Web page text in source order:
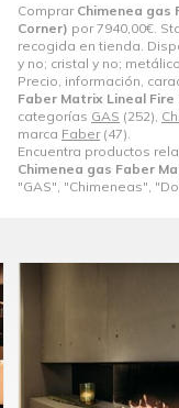
Comprar Chimenea gas
Corner) por7940,00€ .
recogida en tienda.
y no; cristal y no;
Precio, información,
Faber Matrix Lineal Fire
categorías GAS (252),
marca Faber(47).
Encuentra productos
Chimenea gas Faber
"GAS", "Chimeneas",